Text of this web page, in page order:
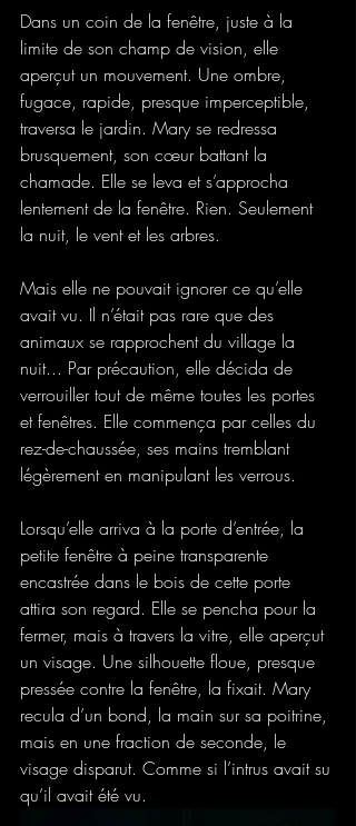
Dans un coin de la fenêtre, juste à la
limite de son champ de vision, elle
aperçut un mouvement. Une ombre,
fugace, rapide, presque imperceptible,
traversa le jardin. Mary se redressa
brusquement, son cœur battant la
chamade. Elle se leva et s’approcha
lentement de la fenêtre. Rien. Seulement
la nuit, le vent et les arbres.
Mais elle ne pouvait ignorer ce qu’elle
avait vu. Il n’était pas rare que des
animaux se rapprochent du village la
nuit... Par précaution, elle décida de
verrouiller tout de même toutes les portes
et fenêtres. Elle commença par celles du
rez-de-chaussée, ses mains tremblant
légèrement en manipulant les verrous.
Lorsqu’elle arriva à la porte d’entrée, la
petite fenêtre à peine transparente
encastrée dans le bois de cette porte
attira son regard. Elle se pencha pour la
fermer, mais à travers la vitre, elle aperçut
un visage. Une silhouette floue, presque
pressée contre la fenêtre, la fixait. Mary
recula d’un bond, la main sur sa poitrine,
mais en une fraction de seconde, le
visage disparut. Comme si l’intrus avait su
qu’il avait été vu.